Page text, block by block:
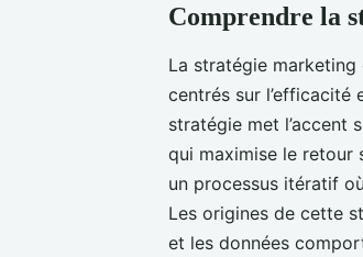
Comprendre la
La stratégie
centrés sur l’efficacité
stratégie met l’accent
qui maximise le retour
un processus itératif
Les origines de cette
et les données